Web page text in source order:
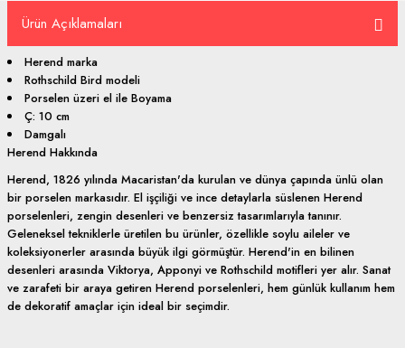
Ürün Açıklamaları
Herend marka
Rothschild Bird modeli
Porselen üzeri el ile Boyama
Ç: 10 cm
Damgalı
Herend Hakkında
Herend, 1826 yılında Macaristan'da kurulan ve dünya çapında ünlü olan
bir porselen markasıdır. El işçiliği ve ince detaylarla süslenen Herend
porselenleri, zengin desenleri ve benzersiz tasarımlarıyla tanınır.
Geleneksel tekniklerle üretilen bu ürünler, özellikle soylu aileler ve
koleksiyonerler arasında büyük ilgi görmüştür. Herend'in en bilinen
desenleri arasında Viktorya, Apponyi ve Rothschild motifleri yer alır. Sanat
ve zarafeti bir araya getiren Herend porselenleri, hem günlük kullanım hem
de dekoratif amaçlar için ideal bir seçimdir.